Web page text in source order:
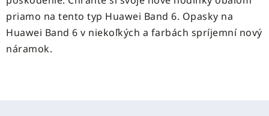
i
e
p
priamo na tento typ Huawei Band 6. Opasky na
Huawei Band 6 v niekoľkých a farbách spríjemní nový
náramok.